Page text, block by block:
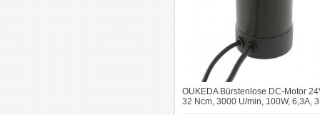
OUKEDA Bürstenlose DC-Motor
32 Ncm, 3000 U/min, 100W, 6,3A,